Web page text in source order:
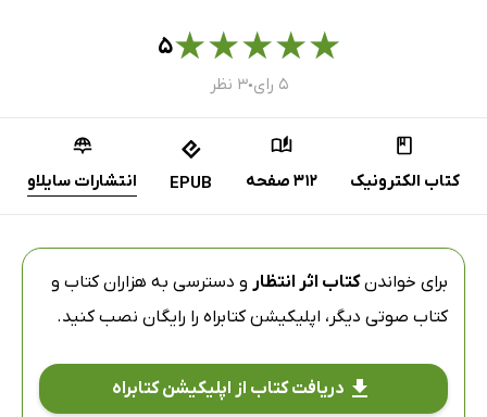
★
★
★
★
★۵
۵ رای ●۳ نظر
کتاب الکترونیک 312 صفحه EPUB انتشارات سایلاو
برای خواندنکتاب اثر انتظار و دسترسی به هزاران کتاب و
کتاب صوتی دیگر، اپلیکیشن کتابراه را رایگان نصب کنید.
دریافت کتاب از اپلیکیشن کتابراه